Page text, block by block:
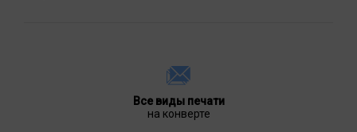
Все виды печати
на конверте